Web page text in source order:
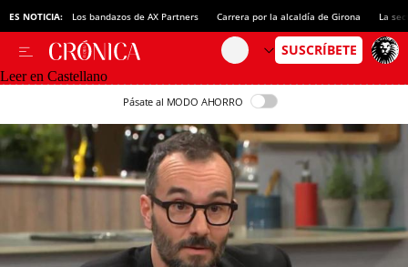
ES NOTICIA: Los bandazos de AX Partners Carrera por la alcaldía de Girona La
Leer en Castellano
Pásate al MODO AHORRO